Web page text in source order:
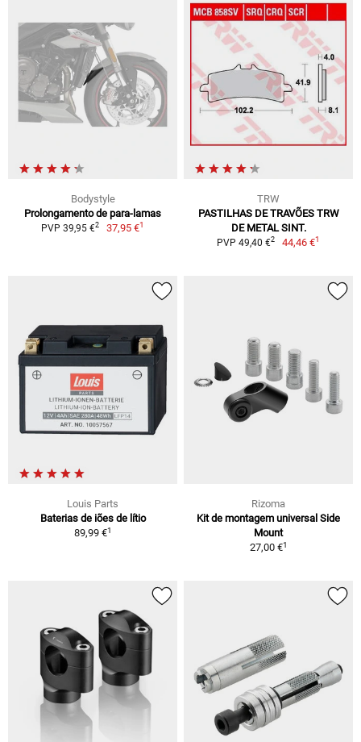
Bodystyle
Prolongamento de para-lamas
PVP 39,95 €2 37,95 €1
TRW
PASTILHAS DE TRAVÕES TRW
DE METAL SINT.
PVP 49,40 €2 44,46 €1
Louis Parts
Baterias de iões de lítio
89,99 €1
Rizoma
Kit de montagem universal Side
Mount
27,00 €1